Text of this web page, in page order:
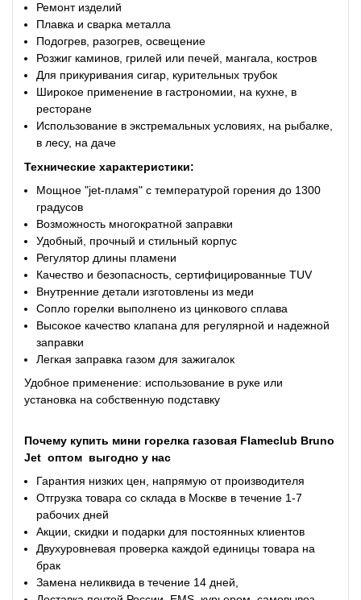
Ремонт изделий
Плавка и сварка металла
Подогрев, разогрев, освещение
Розжиг каминов, грилей или печей, мангала, костров
Для прикуривания сигар, курительных трубок
Широкое применение в гастрономии, на кухне, в
ресторане
Использование в экстремальных условиях, на рыбалке,
в лесу, на даче
Технические характеристики:
Мощное "jet-пламя" с температурой горения до 1300
градусов
Возможность многократной заправки
Удобный, прочный и стильный корпус
Регулятор длины пламени
Качество и безопасность, сертифицированные TUV
Внутренние детали изготовлены из меди
Сопло горелки выполнено из цинкового сплава
Высокое качество клапана для регулярной и надежной
заправки
Легкая заправка газом для зажигалок
Удобное применение: использование в руке или
установка на собственную подставку
Почему купить мини горелка газовая Flameclub Bruno
Jet оптом выгодно у нас
Гарантия низких цен, напрямую от производителя
Отгрузка товара со склада в Москве в течение 1-7
рабочих дней
Акции, скидки и подарки для постоянных клиентов
Двухуровневая проверка каждой единицы товара на
брак
Замена неликвида в течение 14 дней,